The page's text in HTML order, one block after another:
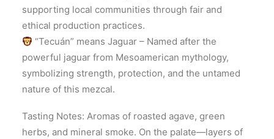
supporting local communities through fair and
ethical production practices.
“Tecuán” means Jaguar – Named after the
powerful jaguar from Mesoamerican mythology,
symbolizing strength, protection, and the untamed
nature of this mezcal.
Tasting Notes: Aromas of roasted agave, green
herbs, and mineral smoke. On the palate—layers of